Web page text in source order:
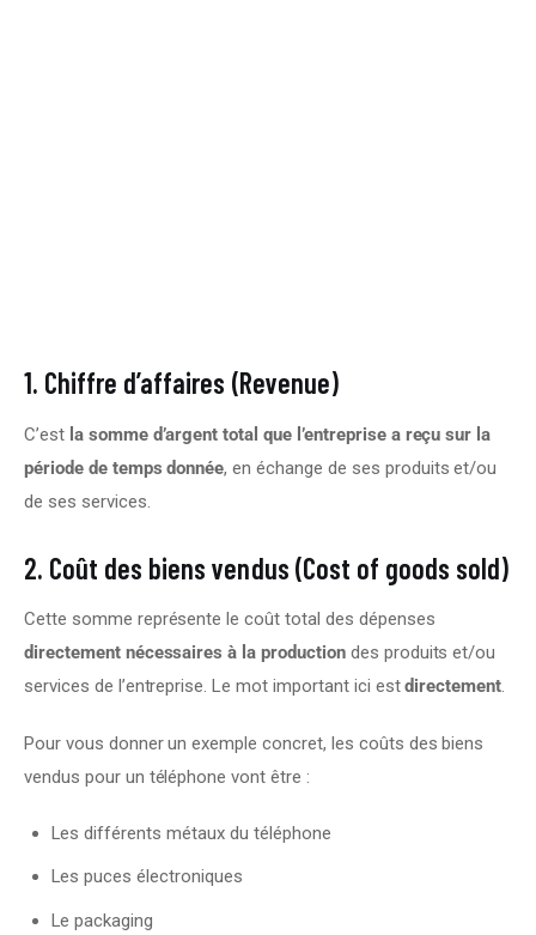
1. Chiffre d’affaires (Revenue)
C’est la somme d’argent total que l’entreprise a reçu sur la
période de temps donnée, en échange de ses produits et/ou
de ses services.
2. Coût des biens vendus (Cost of goods sold)
Cette somme représente le coût total des dépenses
directement nécessaires à la production des produits et/ou
services de l’entreprise. Le mot important ici est directement.
Pour vous donner un exemple concret, les coûts des biens
vendus pour un téléphone vont être :
Les différents métaux du téléphone
Les puces électroniques
Le packaging